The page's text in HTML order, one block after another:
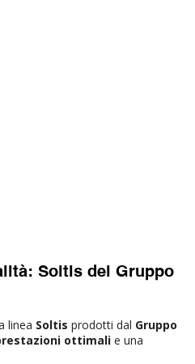
Soltis del Gruppo
linea Soltis prodotti dal Gruppo
ottimali e una